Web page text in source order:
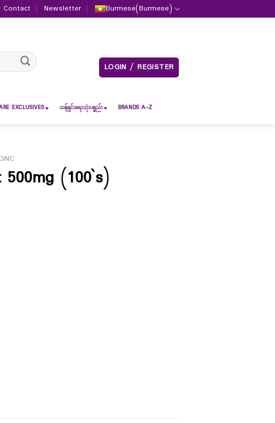
Contact Newsletter Burmese(Burmese)
LOGIN / REGISTER
EXCLUSIVES သန့်ရှင်းရေးသုံးပစ္စည်း BRANDS A-Z
(100`s)